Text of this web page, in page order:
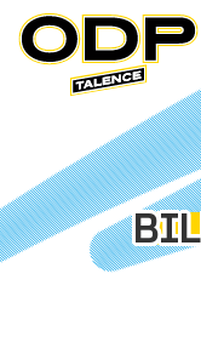
Panneau de gestion